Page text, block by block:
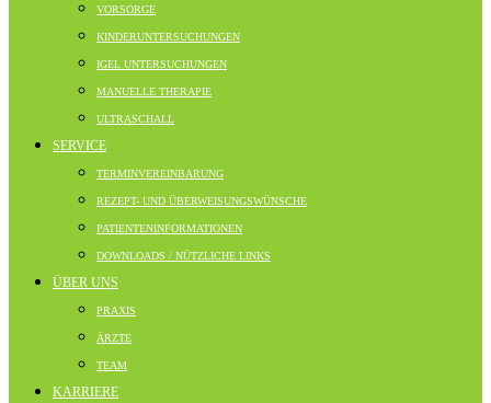
VORSORGE
KINDERUNTERSUCHUNGEN
IGEL UNTERSUCHUNGEN
MANUELLE THERAPIE
ULTRASCHALL
SERVICE
TERMINVEREINBARUNG
REZEPT- UND ÜBERWEISUNGSWÜNSCHE
PATIENTENINFORMATIONEN
DOWNLOADS / NÜTZLICHE LINKS
ÜBER UNS
PRAXIS
ÄRZTE
TEAM
KARRIERE